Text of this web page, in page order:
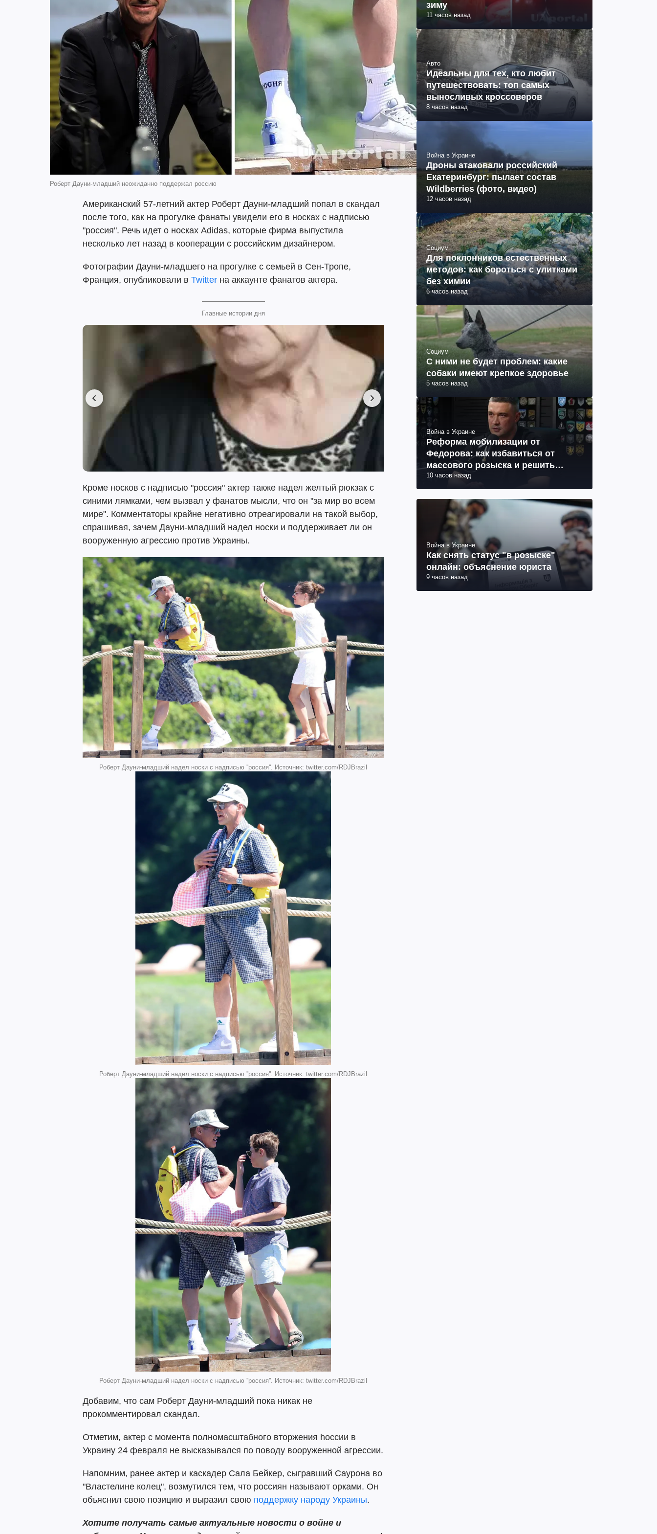
Роберт Дауни-младший неожиданно поддержал россию
Американский 57-летний актер Роберт Дауни-младший попал в скандал
после того, как на прогулке фанаты увидели его в носках с надписью
"россия". Речь идет о носках Adidas, которые фирма выпустила
несколько лет назад в кооперации с российским дизайнером.
Фотографии Дауни-младшего на прогулке с семьей в Сен-Тропе,
Франция, опубликовали в Twitter на аккаунте фанатов актера.
Главные истории дня
Кроме носков с надписью "россия" актер также надел желтый рюкзак с
синими лямками, чем вызвал у фанатов мысли, что он "за мир во всем
мире". Комментаторы крайне негативно отреагировали на такой выбор,
спрашивая, зачем Дауни-младший надел носки и поддерживает ли он
вооруженную агрессию против Украины.
Роберт Дауни-младший надел носки с надписью ''россия''. Источник: twitter.com/RDJBrazil
Роберт Дауни-младший надел носки с надписью ''россия''. Источник: twitter.com/RDJBrazil
Роберт Дауни-младший надел носки с надписью ''россия''. Источник: twitter.com/RDJBrazil
Добавим, что сам Роберт Дауни-младший пока никак не
прокомментировал скандал.
Отметим, актер с момента полномасштабного вторжения hоссии в
Украину 24 февраля не высказывался по поводу вооруженной агрессии.
Напомним, ранее актер и каскадер Сала Бейкер, сыгравший Саурона во
"Властелине колец", возмутился тем, что россиян называют орками. Он
объяснил свою позицию и выразил свою поддержку народу Украины.
Хотите получать самые актуальные новости о войне и
зиму
11 часов назад
Авто
Идеальны для тех, кто любит
путешествовать: топ самых
выносливых кроссоверов
8 часов назад
Война в Украине
Дроны атаковали российский
Екатеринбург: пылает состав
Wildberries (фото, видео)
12 часов назад
Социум
Для поклонников естественных
методов: как бороться с улитками
без химии
6 часов назад
Социум
С ними не будет проблем: какие
собаки имеют крепкое здоровье
5 часов назад
Война в Украине
Реформа мобилизации от
Федорова: как избавиться от
массового розыска и решить
проблему СОЧ
10 часов назад
Война в Украине
Как снять статус "в розыске"
онлайн: объяснение юриста
9 часов назад